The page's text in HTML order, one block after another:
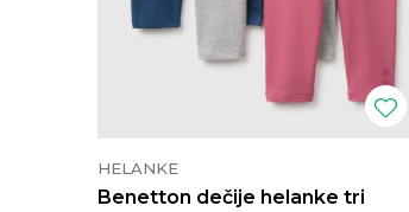
HELANKE
Benetton dečije helanke tri